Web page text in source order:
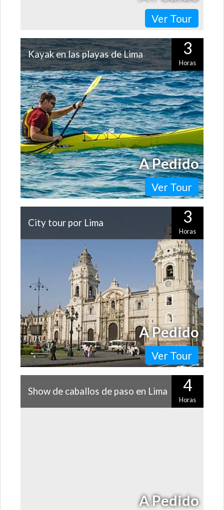
Ver Tour
Kayak en las playas de Lima 3
Horas
Lima tiene playas para todo, algunas con buenas olas
para surfear y otras tranquilas para nadar o practicar
otros deportes. Es en esas…
Ver Tour
A Pedido
City tour por Lima 3
Horas
Lima es una ciudad que enamora a primera vista. Desde
los hermosos jardines de Miraflores hasta la
espectacular herencia colonial del…
Ver Tour
A Pedido
Show de caballos de paso en Lima 4
Horas
A Pedido